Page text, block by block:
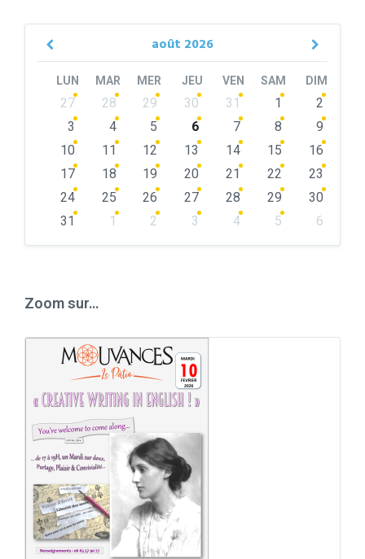
août 2026
Previous
LUN MAR MER JEU VEN SAM DIM
Skip
calendar
27 28 29 30 31 1
2
3
4 5 6 7 8
9
10
11 12 13 14 15
16
17
18 19 20 21 22
23
24
25 26 27 28 29
30
31
1 2 3 4 5
6
Zoom sur…